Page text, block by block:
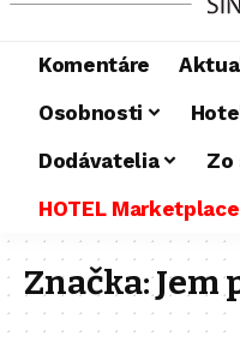
Komentáre
Osobnosti
Dodávatelia
Zo
HOTEL Marketplace
Značka:Jem